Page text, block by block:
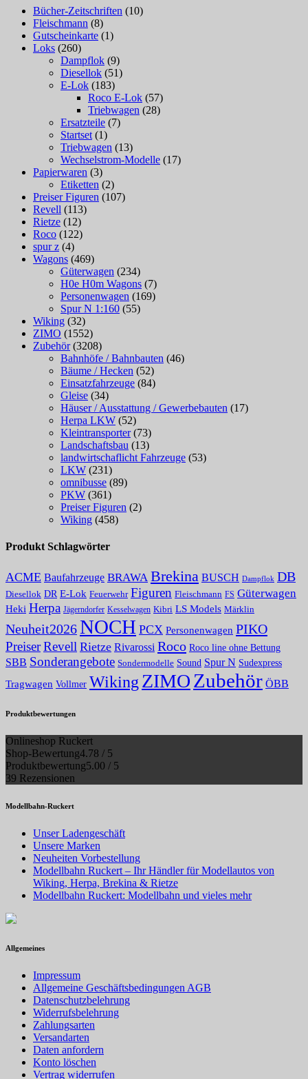
Bücher-Zeitschriften (10)
Fleischmann (8)
Gutscheinkarte (1)
Loks (260)
Dampflok (9)
Diesellok (51)
E-Lok (183)
Roco E-Lok (57)
Triebwagen (28)
Ersatzteile (7)
Startset (1)
Triebwagen (13)
Wechselstrom-Modelle (17)
Papierwaren (3)
Etiketten (2)
Preiser Figuren (107)
Revell (113)
Rietze (12)
Roco (122)
spur z (4)
Wagons (469)
Güterwagen (234)
H0e H0m Wagons (7)
Personenwagen (169)
Spur N 1:160 (55)
Wiking (32)
ZIMO (1552)
Zubehör (3208)
Bahnhöfe / Bahnbauten (46)
Bäume / Hecken (52)
Einsatzfahrzeuge (84)
Gleise (34)
Häuser / Ausstattung / Gewerbebauten (17)
Herpa LKW (52)
Kleintransporter (73)
Landschaftsbau (13)
landwirtschaflicht Fahrzeuge (53)
LKW (231)
omnibusse (89)
PKW (361)
Preiser Figuren (2)
Wiking (458)
Produkt Schlagwörter
ACME Baufahrzeuge BRAWA Brekina BUSCH Dampflok DB
Diesellok DR E-Lok Feuerwehr Figuren Fleischmann FS Güterwagen
Heki Herpa Jägerndorfer Kesselwagen Kibri LS Models Märklin
Neuheit2026NOCH PCX Personenwagen PIKO
PreiserRevell Rietze Rivarossi Roco Roco line ohne Bettung
SBB Sonderangebote Sondermodelle Sound Spur N Sudexpress
Tragwagen Vollmer Wiking ZIMOZubehör ÖBB
Produktbewertungen
Onlineshop Ruckert
Shop-Bewertung4.78 / 5
Produktbewertung5.00 / 5
39 Rezensionen
Modellbahn-Ruckert
Unser Ladengeschäft
Unsere Marken
Neuheiten Vorbestellung
Modellbahn Ruckert – Ihr Händler für Modellautos von
Wiking, Herpa, Brekina & Rietze
Modellbahn Ruckert: Modellbahn und vieles mehr
Allgemeines
Impressum
Allgemeine Geschäftsbedingungen AGB
Datenschutzbelehrung
Widerrufsbelehrung
Zahlungsarten
Versandarten
Daten anfordern
Konto löschen
Vertrag widerrufen